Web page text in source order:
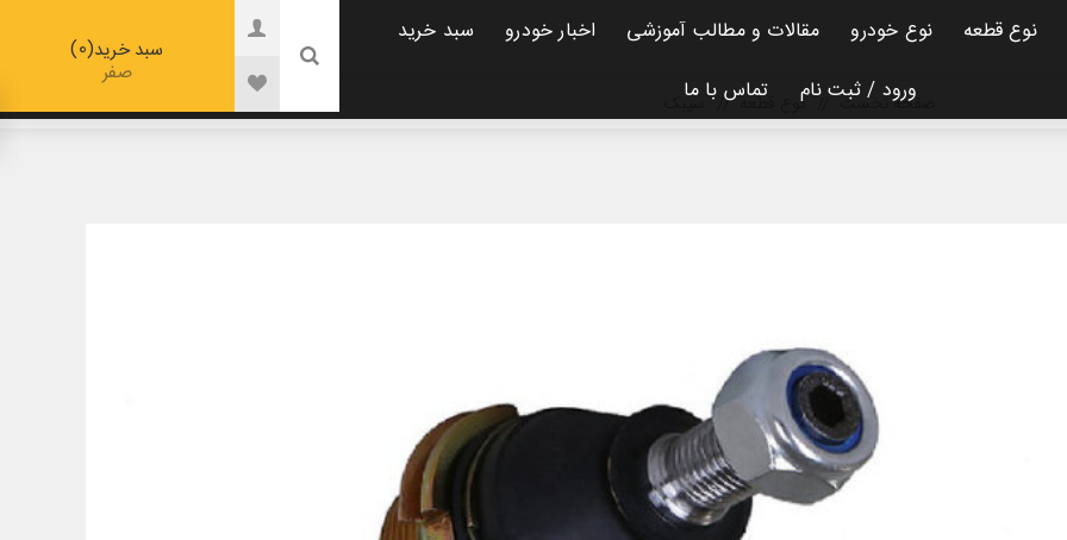
نوع قطعه نوع خودرو مقالات و مطالب آموزشی اخبار خودرو
سبد خرید
ورود / ثبت نام
تماس با ما
سبد خرید 0
صفر
صفحه نخست / نوع قطعه سیبک